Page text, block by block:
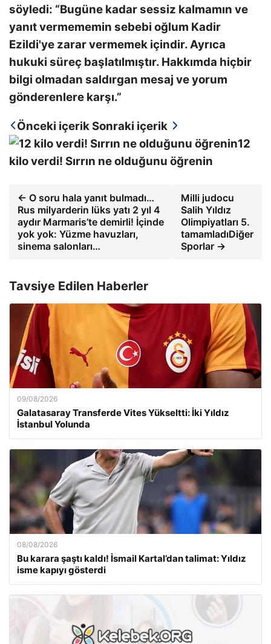
söyledi: “Bugüne kadar sessiz kalmamın ve
yanıt vermememin sebebi oğlum Kadir
Ezildi'ye zarar vermemek içindir. Ayrıca
hukuki süreç başlatılmıştır. Hakkımda hiçbir
bilgi olmadan saldırgan mesaj ve yorum
gönderenlere karşı.”
Önceki içerik Sonraki içerik
12
kilo verdi! Sırrın ne olduğunu öğrenin
← O soru hala yanıt bulmadı…
Rus milyarderin lüks yatı 2 yıl 4
aydır Marmaris’te demirli! İçinde
yok yok: Yüzme havuzları,
sinema salonları…
Milli judocu
Salih Yıldız
Olimpiyatları 5.
tamamladıDiğer
Sporlar →
Tavsiye Edilen Haberler
09/08/2026
Galatasaray Transferde Vites Yükseltti: İki Yıldız
İstanbul Yolunda
08/08/2026
Bu karara şaştı kaldı! İsmail Kartal’dan talimat: Yıldız
isme kapıyı gösterdi